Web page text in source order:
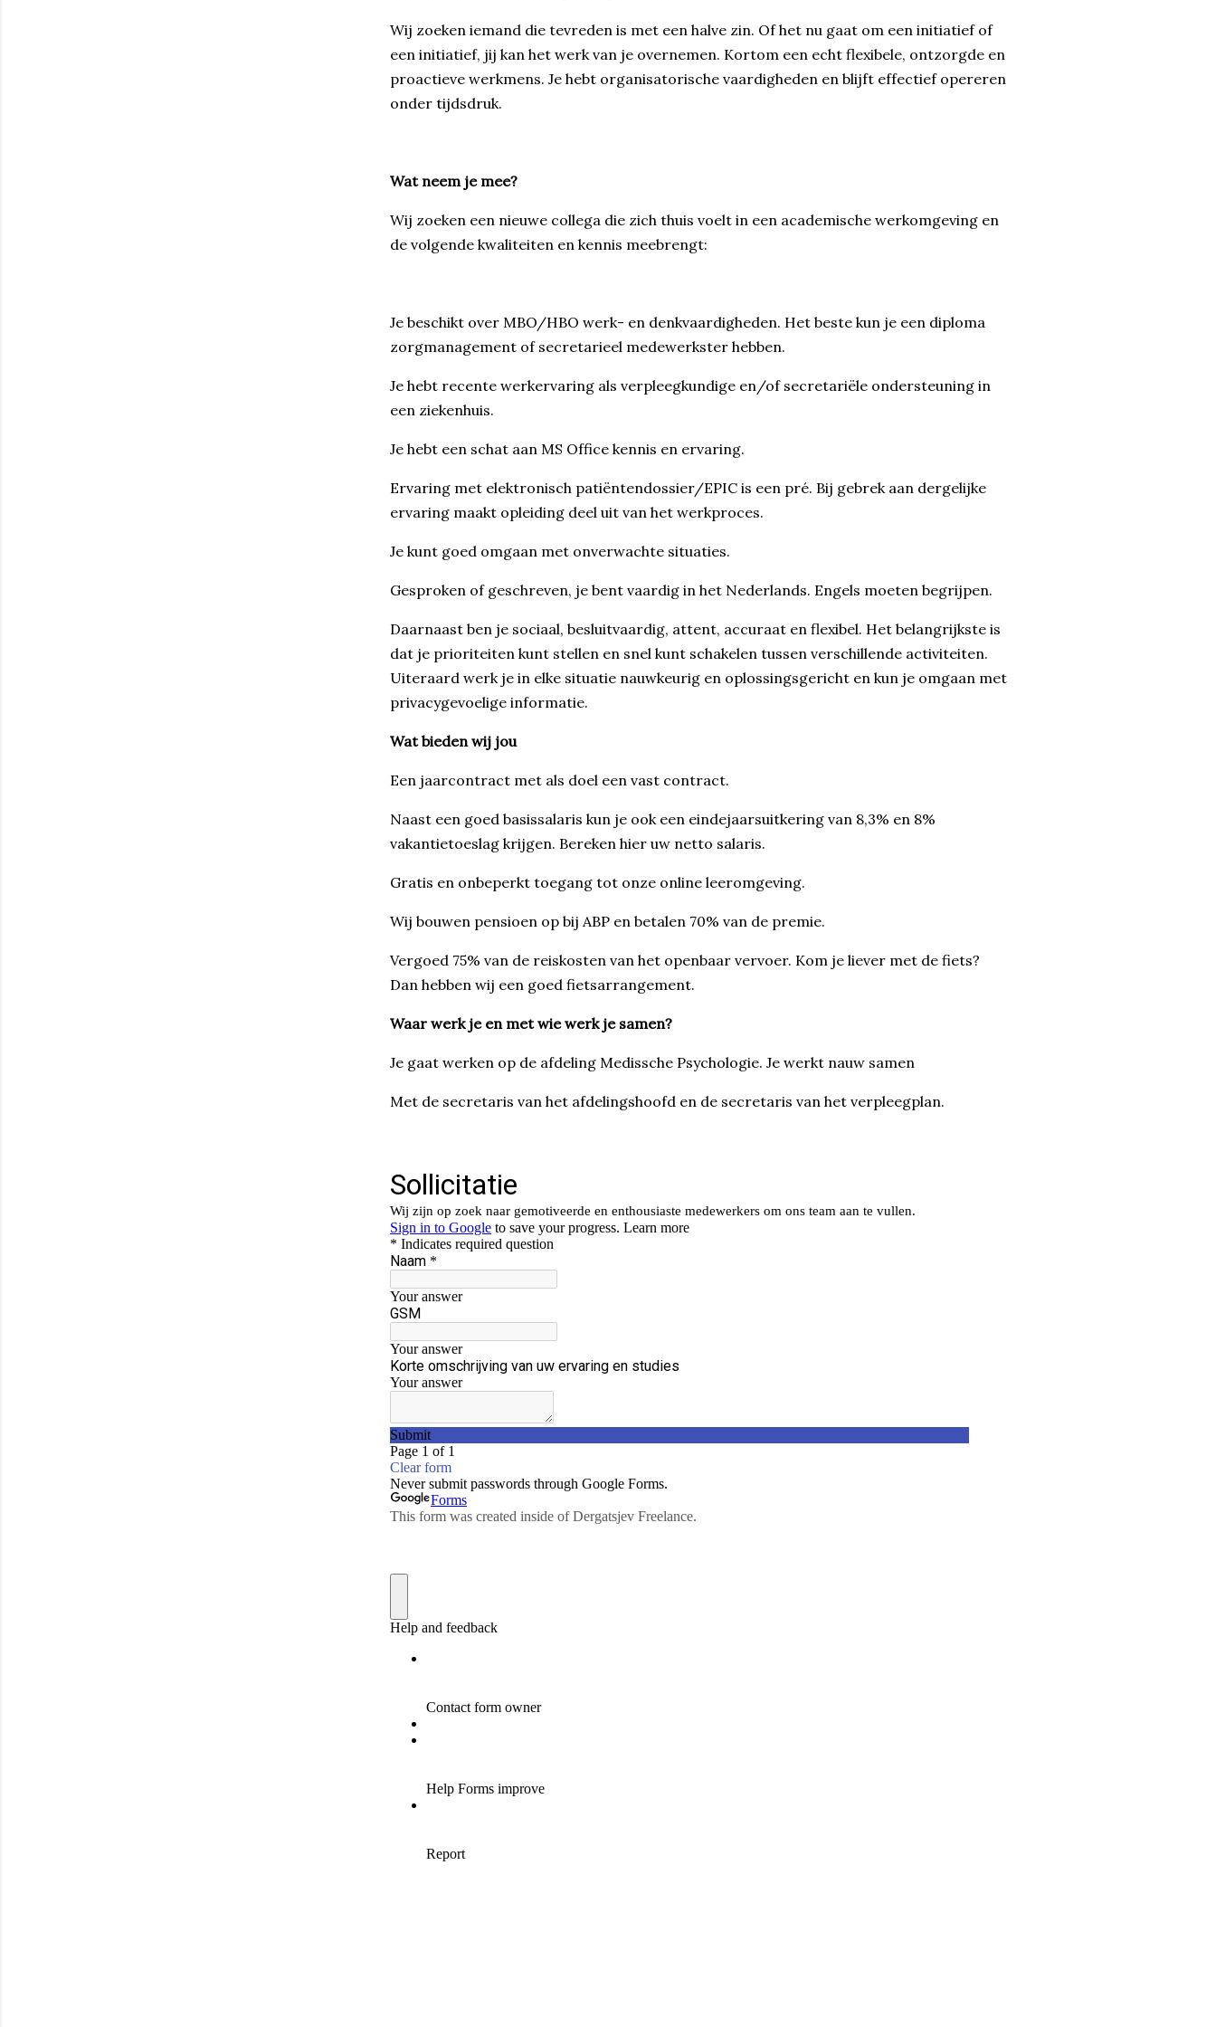
Wij zoeken iemand die tevreden is met een halve zin. Of het nu gaat om een initiatief of
een initiatief, jij kan het werk van je overnemen. Kortom een echt flexibele, ontzorgde en
proactieve werkmens. Je hebt organisatorische vaardigheden en blijft effectief opereren
onder tijdsdruk.
Wat neem je mee?
Wij zoeken een nieuwe collega die zich thuis voelt in een academische werkomgeving en
de volgende kwaliteiten en kennis meebrengt:
Je beschikt over MBO/HBO werk- en denkvaardigheden. Het beste kun je een diploma
zorgmanagement of secretarieel medewerkster hebben.
Je hebt recente werkervaring als verpleegkundige en/of secretariële ondersteuning in
een ziekenhuis.
Je hebt een schat aan MS Office kennis en ervaring.
Ervaring met elektronisch patiëntendossier/EPIC is een pré. Bij gebrek aan dergelijke
ervaring maakt opleiding deel uit van het werkproces.
Je kunt goed omgaan met onverwachte situaties.
Gesproken of geschreven, je bent vaardig in het Nederlands. Engels moeten begrijpen.
Daarnaast ben je sociaal, besluitvaardig, attent, accuraat en flexibel. Het belangrijkste is
dat je prioriteiten kunt stellen en snel kunt schakelen tussen verschillende activiteiten.
Uiteraard werk je in elke situatie nauwkeurig en oplossingsgericht en kun je omgaan met
privacygevoelige informatie.
Wat bieden wij jou
Een jaarcontract met als doel een vast contract.
Naast een goed basissalaris kun je ook een eindejaarsuitkering van 8,3% en 8%
vakantietoeslag krijgen. Bereken hier uw netto salaris.
Gratis en onbeperkt toegang tot onze online leeromgeving.
Wij bouwen pensioen op bij ABP en betalen 70% van de premie.
Vergoed 75% van de reiskosten van het openbaar vervoer. Kom je liever met de fiets?
Dan hebben wij een goed fietsarrangement.
Waar werk je en met wie werk je samen?
Je gaat werken op de afdeling Medissche Psychologie. Je werkt nauw samen
Met de secretaris van het afdelingshoofd en de secretaris van het verpleegplan.